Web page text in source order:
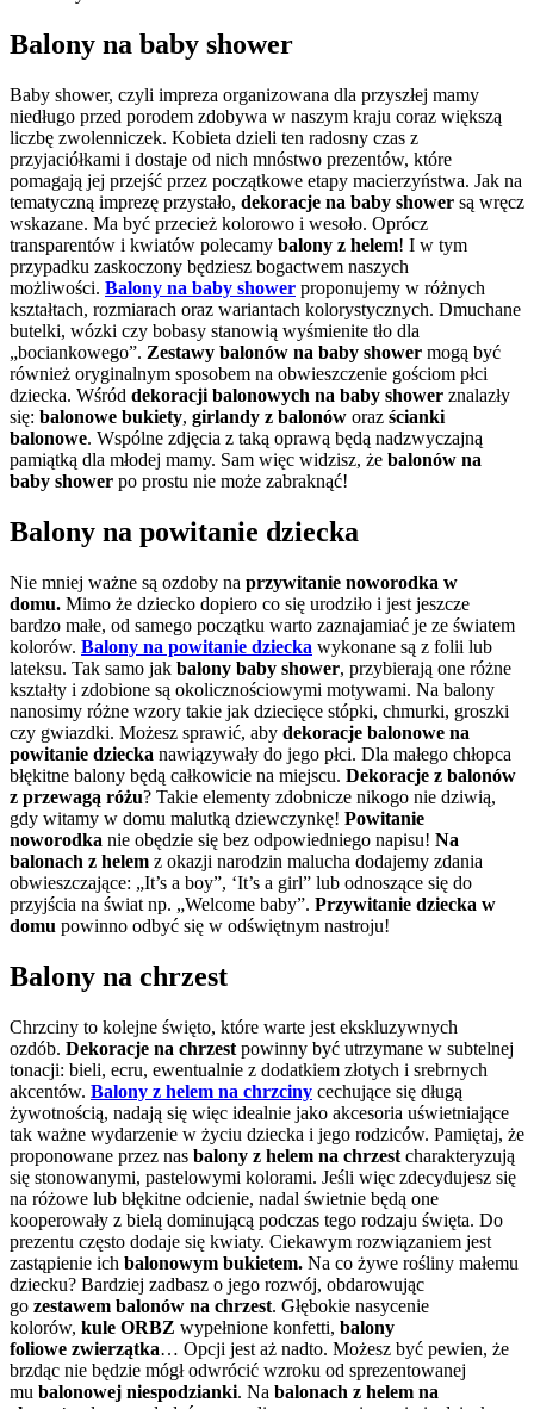
Balony na baby shower
Baby shower, czyli impreza organizowana dla przyszłej mamy
niedługo przed porodem zdobywa w naszym kraju coraz większą
liczbę zwolenniczek. Kobieta dzieli ten radosny czas z
przyjaciółkami i dostaje od nich mnóstwo prezentów, które
pomagają jej przejść przez początkowe etapy macierzyństwa. Jak na
tematyczną imprezę przystało, dekoracje na baby shower są wręcz
wskazane. Ma być przecież kolorowo i wesoło. Oprócz
transparentów i kwiatów polecamy balony z helem! I w tym
przypadku zaskoczony będziesz bogactwem naszych
możliwości. Balony na baby shower proponujemy w różnych
kształtach, rozmiarach oraz wariantach kolorystycznych. Dmuchane
butelki, wózki czy bobasy stanowią wyśmienite tło dla
„bociankowego”. Zestawy balonów na baby shower mogą być
również oryginalnym sposobem na obwieszczenie gościom płci
dziecka. Wśród dekoracji balonowych na baby shower znalazły
się: balonowe bukiety, girlandy z balonów oraz ścianki
balonowe. Wspólne zdjęcia z taką oprawą będą nadzwyczajną
pamiątką dla młodej mamy. Sam więc widzisz, że balonów na
baby shower po prostu nie może zabraknąć!
Balony na powitanie dziecka
Nie mniej ważne są ozdoby na przywitanie noworodka w
domu. Mimo że dziecko dopiero co się urodziło i jest jeszcze
bardzo małe, od samego początku warto zaznajamiać je ze światem
kolorów. Balony na powitanie dziecka wykonane są z folii lub
lateksu. Tak samo jak balony baby shower, przybierają one różne
kształty i zdobione są okolicznościowymi motywami. Na balony
nanosimy różne wzory takie jak dziecięce stópki, chmurki, groszki
czy gwiazdki. Możesz sprawić, aby dekoracje balonowe na
powitanie dziecka nawiązywały do jego płci. Dla małego chłopca
błękitne balony będą całkowicie na miejscu. Dekoracje z balonów
z przewagą różu? Takie elementy zdobnicze nikogo nie dziwią,
gdy witamy w domu malutką dziewczynkę! Powitanie
noworodka nie obędzie się bez odpowiedniego napisu! Na
balonach z helem z okazji narodzin malucha dodajemy zdania
obwieszczające: „It’s a boy”, ‘It’s a girl” lub odnoszące się do
przyjścia na świat np. „Welcome baby”. Przywitanie dziecka w
domu powinno odbyć się w odświętnym nastroju!
Balony na chrzest
Chrzciny to kolejne święto, które warte jest ekskluzywnych
ozdób. Dekoracje na chrzest powinny być utrzymane w subtelnej
tonacji: bieli, ecru, ewentualnie z dodatkiem złotych i srebrnych
akcentów. Balony z helem na chrzciny cechujące się długą
żywotnością, nadają się więc idealnie jako akcesoria uświetniające
tak ważne wydarzenie w życiu dziecka i jego rodziców. Pamiętaj, że
proponowane przez nas balony z helem na chrzest charakteryzują
się stonowanymi, pastelowymi kolorami. Jeśli więc zdecydujesz się
na różowe lub błękitne odcienie, nadal świetnie będą one
kooperowały z bielą dominującą podczas tego rodzaju święta. Do
prezentu często dodaje się kwiaty. Ciekawym rozwiązaniem jest
zastąpienie ich balonowym bukietem. Na co żywe rośliny małemu
dziecku? Bardziej zadbasz o jego rozwój, obdarowując
go zestawem balonów na chrzest. Głębokie nasycenie
kolorów, kule ORBZ wypełnione konfetti, balony
foliowe zwierzątka… Opcji jest aż nadto. Możesz być pewien, że
brzdąc nie będzie mógł odwrócić wzroku od sprezentowanej
mu balonowej niespodzianki. Na balonach z helem na